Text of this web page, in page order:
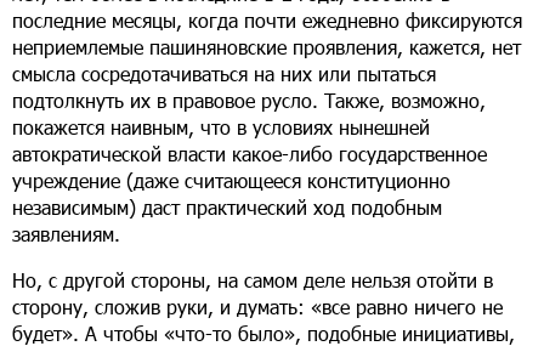
последние месяцы, когда почти ежедневно фиксируются
неприемлемые пашиняновские проявления, кажется, нет
смысла сосредотачиваться на них или пытаться
подтолкнуть их в правовое русло. Также, возможно,
покажется наивным, что в условиях нынешней
автократической власти какое-либо государственное
учреждение (даже считающееся конституционно
независимым) даст практический ход подобным
заявлениям.
Но, с другой стороны, на самом деле нельзя отойти в
сторону, сложив руки, и думать: «все равно ничего не
будет». А чтобы «что-то было», подобные инициативы,